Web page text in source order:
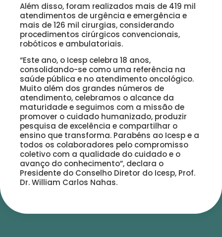
Além disso, foram realizados mais de 419 mil
atendimentos de urgência e emergência e
mais de 126 mil cirurgias, considerando
procedimentos cirúrgicos convencionais,
robóticos e ambulatoriais.
“Este ano, o Icesp celebra 18 anos,
consolidando-se como uma referência na
saúde pública e no atendimento oncológico.
Muito além dos grandes números de
atendimento, celebramos o alcance da
maturidade e seguimos com a missão de
promover o cuidado humanizado, produzir
pesquisa de excelência e compartilhar o
ensino que transforma. Parabéns ao Icesp e a
todos os colaboradores pelo compromisso
coletivo com a qualidade do cuidado e o
avanço do conhecimento”, declara o
Presidente do Conselho Diretor do Icesp, Prof.
Dr. William Carlos Nahas.